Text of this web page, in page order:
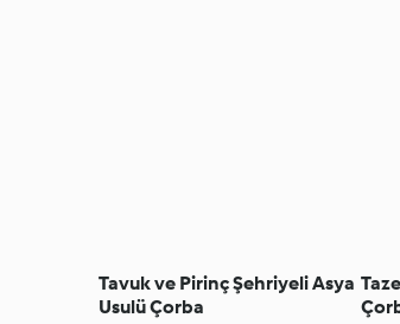
Tavuk ve Pirinç Şehriyeli Asya
Usulü Çorba